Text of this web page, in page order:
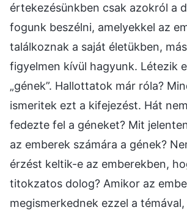
értekezésünkben csak azokról a
fogunk beszélni, amelyekkel az
találkoznak a saját életükben,
figyelmen kívül hagyunk. Létezik
„gének”. Hallottatok már róla?
ismeritek ezt a kifejezést. Hát
fedezte fel a géneket? Mit
az emberek számára a gének?
érzést keltik-e az emberekben,
titokzatos dolog? Amikor az
megismerkednek ezzel a